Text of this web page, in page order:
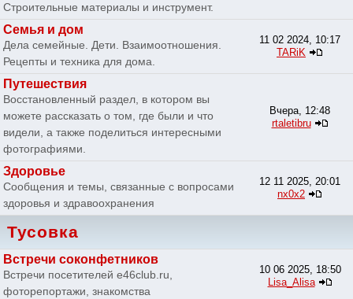
Строительные материалы и инструмент.
Семья и дом
Дела семейные. Дети. Взаимоотношения.
Рецепты и техника для дома.
11 02 2024, 10:17
TARiK
Путешествия
Восстановленный раздел, в котором вы
можете рассказать о том, где были и что
видели, а также поделиться интересными
фотографиями.
Вчера, 12:48
rtaletibru
Здоровье
Сообщения и темы, связанные с вопросами
здоровья и здравоохранения
12 11 2025, 20:01
nx0x2
Тусовка
Встречи соконфетников
Встречи посетителей e46club.ru,
фоторепортажи, знакомства
10 06 2025, 18:50
Lisa_Alisa